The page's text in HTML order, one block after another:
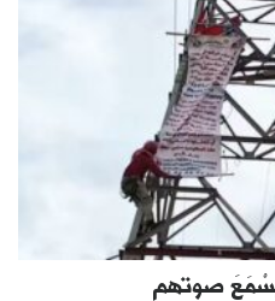
صوتهم